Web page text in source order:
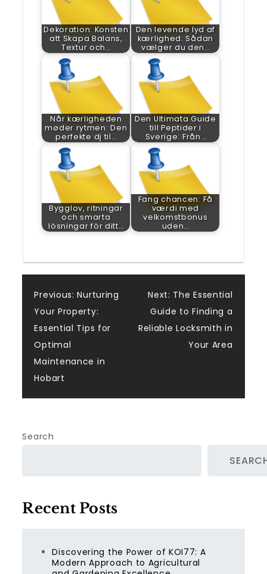
Dekoration: Konsten
att Skapa Balans,
Textur och…
Den levende lyd af
kærlighed: Sådan
vælger du den…
Når kærligheden
møder rytmen: Den
perfekte dj til…
Den Ultimata Guide
till Peptider i
Sverige: Från…
Bygglov, ritningar
och smarta
lösningar för ditt…
Fang chancen: Få
værdi med
velkomstbonus
uden…
Post
navigation
Previous: Nurturing
Your Property:
Essential Tips for
Optimal
Maintenance in
Hobart
Next: The Essential
Guide to Finding a
Reliable Locksmith in
Your Area
Search
Recent Posts
Discovering the Power of KOI77: A
Modern Approach to Agricultural